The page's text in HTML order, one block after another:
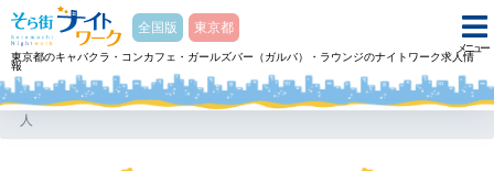
メニュー
そら街ナイトワーク
全国版
東京都
東京都のキャバクラ・コンカフェ・ガールズバー（ガルバ）・ラウンジのナイトワーク求人情
報
ホーム
ガールズバー（ガルバ） Girl’s bar Oneガールズバーワンのアルバイト・求
人